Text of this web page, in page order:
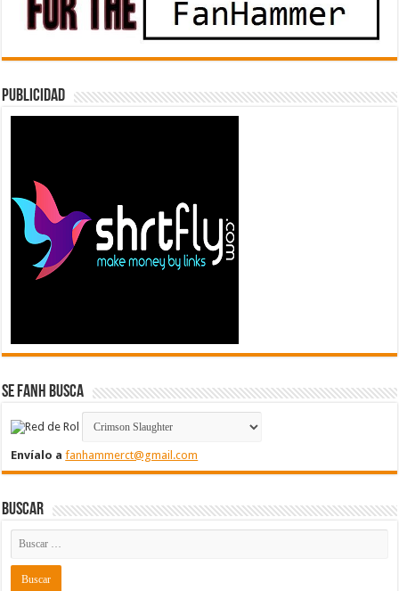
Publicidad
Se FanH Busca
Envíalo afanhammerct@gmail.com
Buscar